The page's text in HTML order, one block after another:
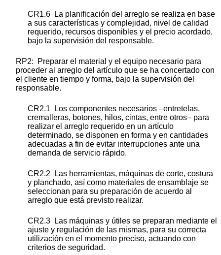
CR1.6 La planificación del arreglo se realiza en base
a sus características y complejidad, nivel de calidad
requerido, recursos disponibles y el precio acordado,
bajo la supervisión del responsable.
RP2: Preparar el material y el equipo necesario para
proceder al arreglo del artículo que se ha concertado con
el cliente en tiempo y forma, bajo la supervisión del
responsable.
CR2.1 Los componentes necesarios –entretelas,
cremalleras, botones, hilos, cintas, entre otros– para
realizar el arreglo requerido en un artículo
determinado, se disponen en forma y en cantidades
adecuadas a fin de evitar interrupciones ante una
demanda de servicio rápido.
CR2.2 Las herramientas, máquinas de corte, costura
y planchado, así como materiales de ensamblaje se
seleccionan para su preparación de acuerdo al
arreglo que está previsto realizar.
CR2.3 Las máquinas y útiles se preparan mediante el
ajuste y regulación de las mismas, para su correcta
utilización en el momento preciso, actuando con
criterios de seguridad.